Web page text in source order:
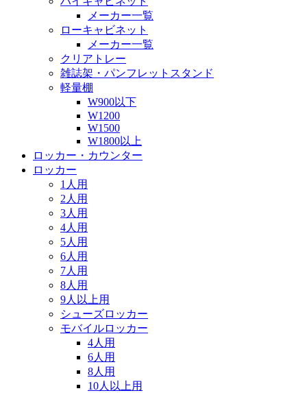
メーカー一覧
ローキャビネット
メーカー一覧
クリアトレー
雑誌架・パンフレットスタンド
軽量棚
W900以下
W1200
W1500
W1800以上
ロッカー・カウンター
ロッカー
1人用
2人用
3人用
4人用
5人用
6人用
7人用
8人用
9人以上用
シューズロッカー
モバイルロッカー
4人用
6人用
8人用
10人以上用